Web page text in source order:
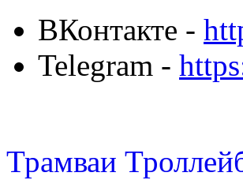
ВКонтакте -
Telegram -
Трамваи